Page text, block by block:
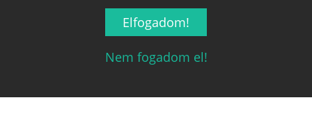
Elfogadom!
Nem fogadom el!